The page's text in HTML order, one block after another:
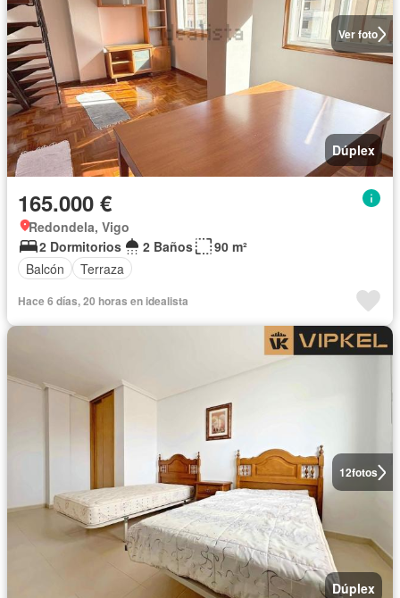
Ver foto
Dúplex
165.000 €
Redondela, Vigo
2 Dormitorios
2 Baños
90 m²
Balcón
Terraza
Hace 6 días, 20 horas en idealista
12fotos
Dúplex